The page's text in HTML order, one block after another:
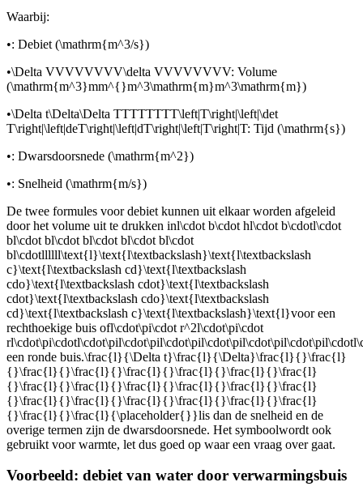
Waarbij:
•: Debiet (\mathrm{m^3/s})
•\Delta VVVVVVVV\delta VVVVVVVV: Volume
(\mathrm{m^3}mm^{}m^3\mathrm{m}m^3\mathrm{m})
•\Delta t\Delta\Delta TTTTTTTT\left|T\right|\left|\det
T\right|\left|deT\right|\left|dT\right|\left|T\right|T: Tijd (\mathrm{s})
•: Dwarsdoorsnede (\mathrm{m^2})
•: Snelheid (\mathrm{m/s})
De twee formules voor debiet kunnen uit elkaar worden afgeleid
door het volume uit te drukken inl\cdot b\cdot hl\cdot b\cdotl\cdot
bl\cdot bl\cdot bl\cdot bl\cdot bl\cdot
bl\cdotllllll\text{l}\text{l\textbackslash}\text{l\textbackslash
c}\text{l\textbackslash cd}\text{l\textbackslash
cdo}\text{l\textbackslash cdot}\text{l\textbackslash
cdot}\text{l\textbackslash cdo}\text{l\textbackslash
cd}\text{l\textbackslash c}\text{l\textbackslash}\text{l}voor een
rechthoekige buis ofl\cdot\pi\cdot r^2l\cdot\pi\cdot
een ronde buis.\frac{l}{\Delta t}\frac{l}{\Delta}\frac{l}{}\frac{l}
{}\frac{l}{}\frac{l}{}\frac{l}{}\frac{l}{}\frac{l}{}\frac{l}
{}\frac{l}{}\frac{l}{}\frac{l}{}\frac{l}{}\frac{l}{}\frac{l}
{}\frac{l}{}\frac{l}{}\frac{l}{}\frac{l}{}\frac{l}{}\frac{l}
{}\frac{l}{}\frac{l}{\placeholder{}}lis dan de snelheid en de
overige termen zijn de dwarsdoorsnede. Het symboolwordt ook
gebruikt voor warmte, let dus goed op waar een vraag over gaat.
Voorbeeld: debiet van water door verwarmingsbuis